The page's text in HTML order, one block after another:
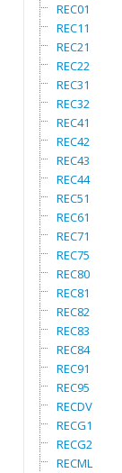
REC01
REC11
REC21
REC22
REC31
REC32
REC41
REC42
REC43
REC44
REC51
REC61
REC71
REC75
REC80
REC81
REC82
REC83
REC84
REC91
REC95
RECDV
RECG1
RECG2
RECML